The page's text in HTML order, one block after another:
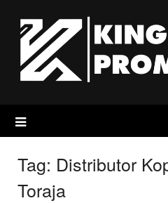
content
Tag: Distributor
Toraja